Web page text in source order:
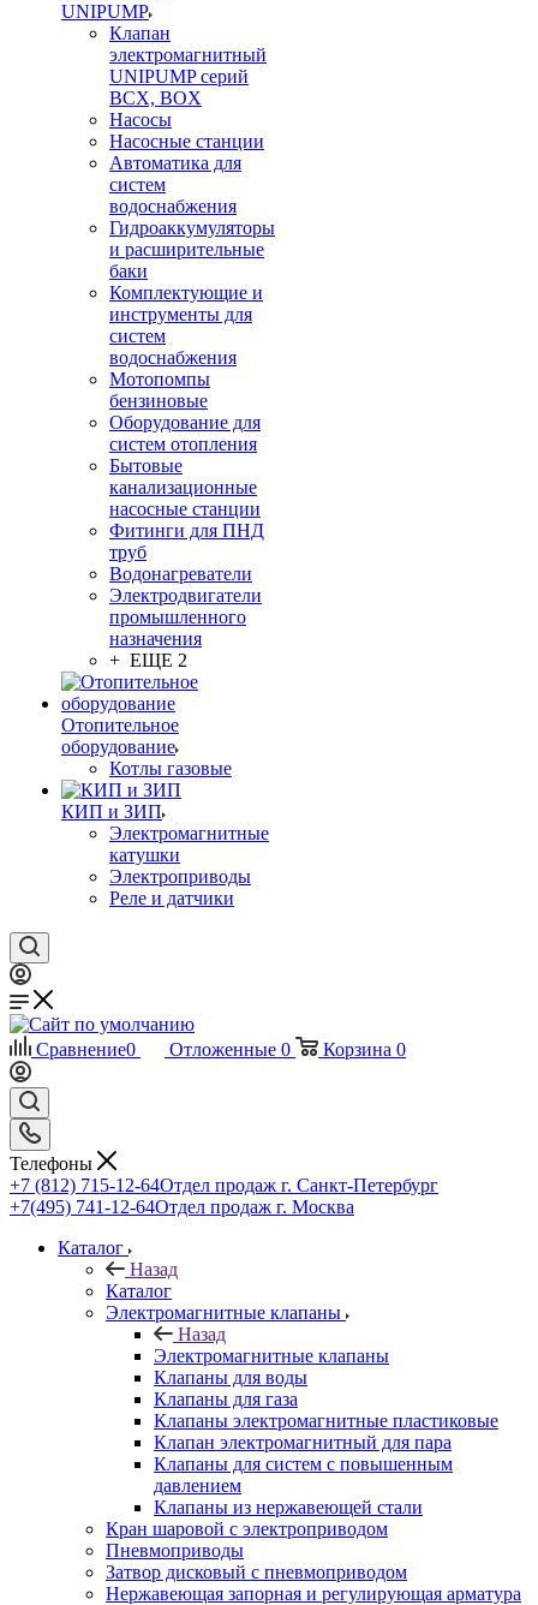
UNIPUMP
Клапан
электромагнитный
UNIPUMP серий
BCX, BOX
Насосы
Насосные станции
Автоматика для
систем
водоснабжения
Гидроаккумуляторы
и расширительные
баки
Комплектующие и
инструменты для
систем
водоснабжения
Мотопомпы
бензиновые
Оборудование для
систем отопления
Бытовые
канализационные
насосные станции
Фитинги для ПНД
труб
Водонагреватели
Электродвигатели
промышленного
назначения
+ ЕЩЕ 2
Отопительное
оборудование
Котлы газовые
КИП и ЗИП
Электромагнитные
катушки
Электроприводы
Реле и датчики
Сравнение0 Отложенные 0 Корзина 0
Телефоны
+7 (812) 715-12-64Отдел продаж г. Санкт-Петербург
+7(495) 741-12-64Отдел продаж г. Москва
Каталог
Назад
Каталог
Электромагнитные клапаны
Назад
Электромагнитные клапаны
Клапаны для воды
Клапаны для газа
Клапаны электромагнитные пластиковые
Клапан электромагнитный для пара
Клапаны для систем с повышенным
давлением
Клапаны из нержавеющей стали
Кран шаровой с электроприводом
Пневмоприводы
Затвор дисковый с пневмоприводом
Нержавеющая запорная и регулирующая арматура